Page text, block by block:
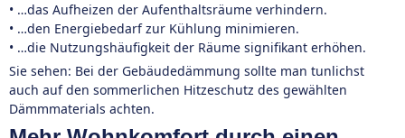
• …das Aufheizen der Aufenthaltsräume verhindern.
• …den Energiebedarf zur Kühlung minimieren.
• …die Nutzungshäufigkeit der Räume signifikant erhöhen.
Sie sehen: Bei der Gebäudedämmung sollte man tunlichst
auch auf den sommerlichen Hitzeschutz des gewählten
Dämmmaterials achten.